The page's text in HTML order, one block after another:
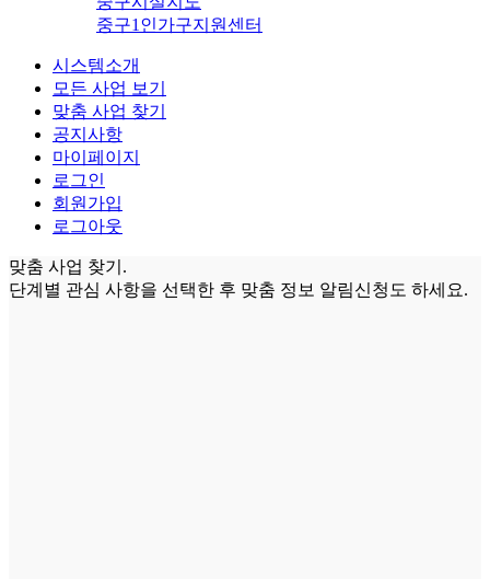
중구1인가구지원센터
시스템소개
모든 사업 보기
맞춤 사업 찾기
공지사항
마이페이지
로그인
회원가입
로그아웃
맞춤 사업 찾기.
단계별 관심 사항을 선택한 후 맞춤 정보 알림신청 도 하세요.